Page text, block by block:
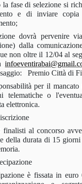
fase di selezione si
e di inviare copia
dovrà pervenire
dalla
non oltre il 12/04 al
Premio Città di
per il mancato
telematiche o
elettronica.
al concorso
della durata di 15 giorni
è fissata in euro